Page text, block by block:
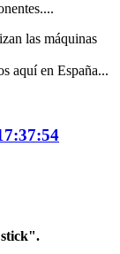
las máquinas
aquí en España...
stick".